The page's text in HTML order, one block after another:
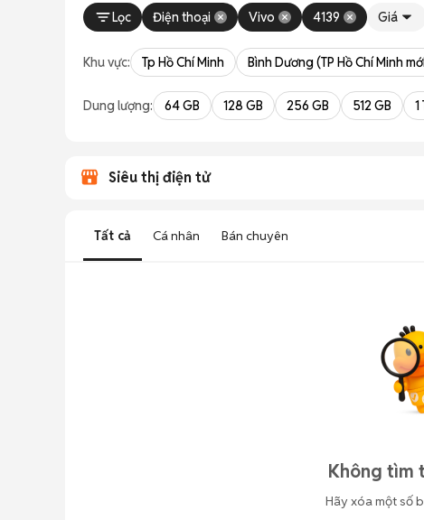
Test máy tại chỗ: Tạo điều kiện để người mua đến tận nơi xem
Lọc
Điện thoại Vivo 4139 Giá
Khu vực: Tp Hồ Chí Minh Bình Dương (TP Hồ Chí Minh
Dung lượng: 64 GB 128 GB 256 GB 512 GB 1
Siêu thị điện tử
Tất cả Cá nhân Bán chuyên
Không tìm
Hãy xóa một số